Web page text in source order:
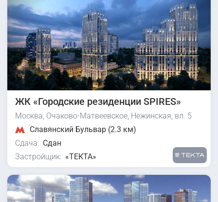
ЖК «Городские резиденции SPIRES»
Москва, Очаково-Матвеевское, Нежинская, вл. 5
Славянский Бульвар (2.3 км)
Сдача: Сдан
Застройщик: «ТЕКТА»